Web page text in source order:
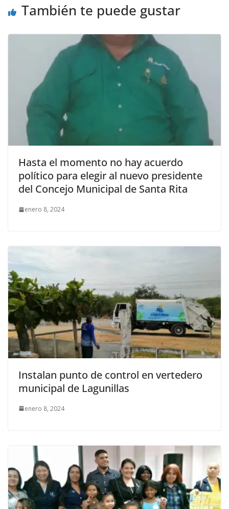
También te puede gustar
Hasta el momento no hay acuerdo
político para elegir al nuevo presidente
del Concejo Municipal de Santa Rita
enero 8, 2024
Instalan punto de control en vertedero
municipal de Lagunillas
enero 8, 2024